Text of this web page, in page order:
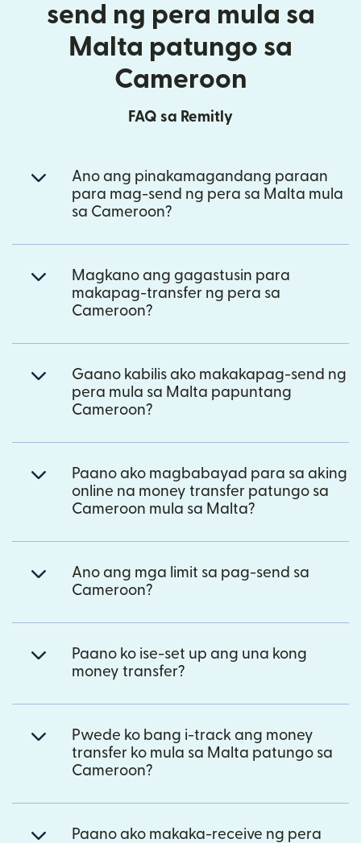
send ng pera mula sa
Malta patungo sa
Cameroon
FAQ sa Remitly
Ano ang pinakamagandang paraan
para mag-send ng pera sa Malta mula
sa Cameroon?
Magkano ang gagastusin para
makapag-transfer ng pera sa
Cameroon?
Gaano kabilis ako makakapag-send ng
pera mula sa Malta papuntang
Cameroon?
Paano ako magbabayad para sa aking
online na money transfer patungo sa
Cameroon mula sa Malta?
Ano ang mga limit sa pag-send sa
Cameroon?
Paano ko ise-set up ang una kong
money transfer?
Pwede ko bang i-track ang money
transfer ko mula sa Malta patungo sa
Cameroon?
Paano ako makaka-receive ng pera